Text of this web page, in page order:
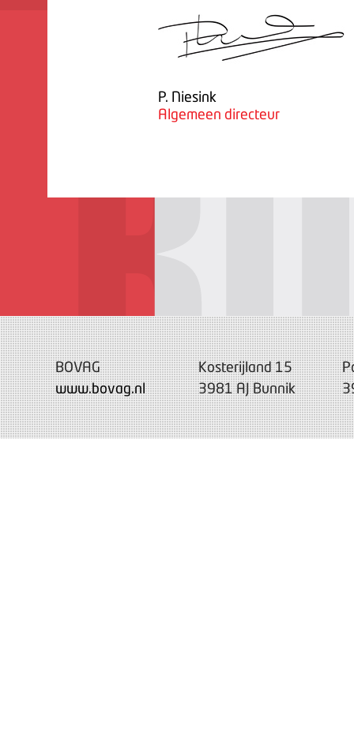
P. Niesink
Algemeen directeur
BOVAG
www.bovag.nl
Kosterijland 15
3981 AJ Bunnik